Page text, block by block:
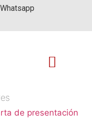
Whatsapp
de presentación